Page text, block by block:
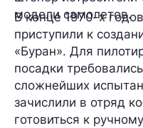
модели самолетов.
В конце 1970-х
приступили к
«Буран». Для
посадки
сложнейших
зачислили в отряд
готовиться к